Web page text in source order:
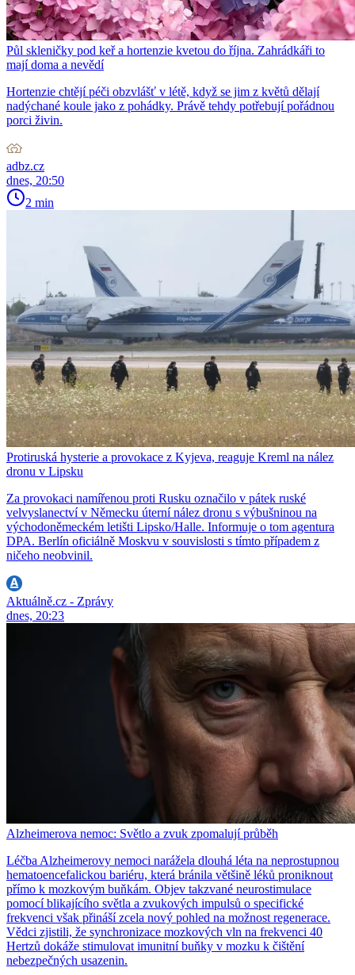
Půl skleničky pod keř a hortenzie kvetou do října. Zahrádkáři to
mají doma a nevědí
Hortenzie chtějí péči obzvlášť v létě, když se jim z květů dělají
nadýchané koule jako z pohádky. Právě tehdy potřebují pořádnou
porci živin.
adbz.cz
dnes, 20:50
2 min
Protiruská hysterie a provokace z Kyjeva, reaguje Kreml na nález
dronu v Lipsku
Za provokaci namířenou proti Rusku označilo v pátek ruské
velvyslanectví v Německu úterní nález dronu s výbušninou na
východoněmeckém letišti Lipsko/Halle. Informuje o tom agentura
DPA. Berlín oficiálně Moskvu v souvislosti s tímto případem z
ničeho neobvinil.
Aktuálně.cz - Zprávy
dnes, 20:23
Alzheimerova nemoc: Světlo a zvuk zpomalují průběh
Léčba Alzheimerovy nemoci narážela dlouhá léta na neprostupnou
hematoencefalickou bariéru, která bránila většině léků proniknout
přímo k mozkovým buňkám. Objev takzvané neurostimulace
pomocí blikajícího světla a zvukových impulsů o specifické
frekvenci však přináší zcela nový pohled na možnost regenerace.
Vědci zjistili, že synchronizace mozkových vln na frekvenci 40
Hertzů dokáže stimulovat imunitní buňky v mozku k čištění
nebezpečných usazenin.